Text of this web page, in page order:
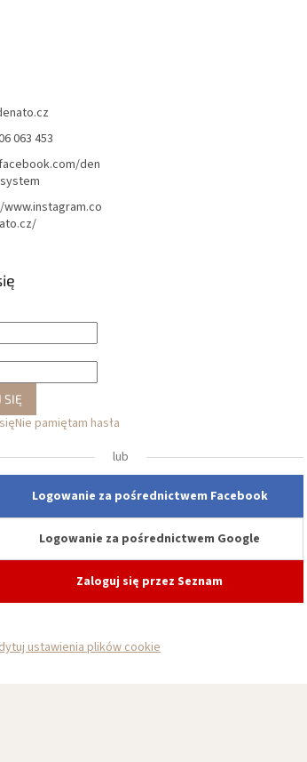
063 453
den
SIĘ
Nie pamiętam hasła
lub
Logowanie za pośrednictwem Facebook
Logowanie za pośrednictwem Google
Zaloguj się przez Seznam
ustawienia plików cookie